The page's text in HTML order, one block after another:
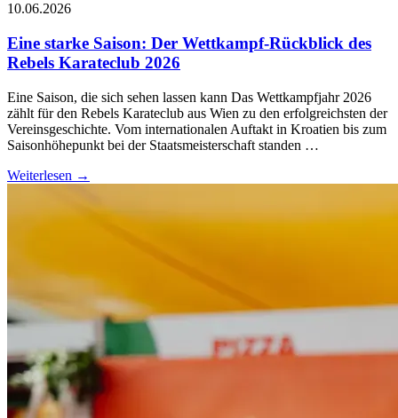
10.06.2026
Eine starke Saison: Der Wettkampf-Rückblick des
Rebels Karateclub 2026
Eine Saison, die sich sehen lassen kann Das Wettkampfjahr 2026
zählt für den Rebels Karateclub aus Wien zu den erfolgreichsten der
Vereinsgeschichte. Vom internationalen Auftakt in Kroatien bis zum
Saisonhöhepunkt bei der Staatsmeisterschaft standen …
Weiterlesen →